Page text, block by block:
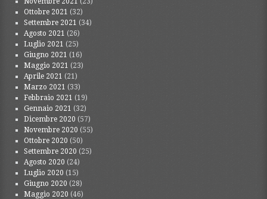
Ottobre 2021 (32)
Settembre 2021 (34)
Agosto 2021 (26)
Luglio 2021 (25)
Giugno 2021 (16)
Maggio 2021 (23)
Aprile 2021 (21)
Marzo 2021 (33)
Febbraio 2021 (19)
Gennaio 2021 (32)
Dicembre 2020 (57)
Novembre 2020 (55)
Ottobre 2020 (50)
Settembre 2020 (25)
Agosto 2020 (24)
Luglio 2020 (15)
Giugno 2020 (28)
Maggio 2020 (46)